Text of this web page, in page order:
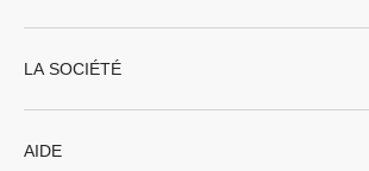
LA SOCIÉTÉ
AIDE